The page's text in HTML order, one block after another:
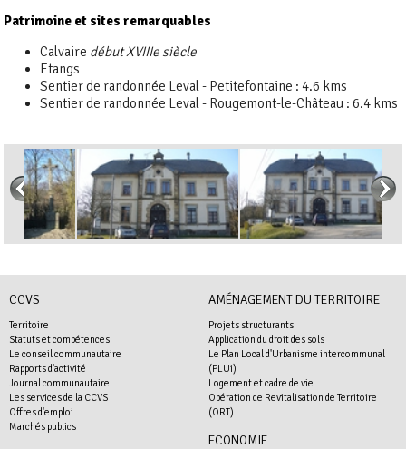
Patrimoine et sites remarquables
Calvaire début XVIIIe siècle
Etangs
Sentier de randonnée Leval - Petitefontaine : 4.6 kms
Sentier de randonnée Leval - Rougemont-le-Château : 6.4 kms
CCVS
Territoire
Statuts et compétences
Le conseil communautaire
Rapports d'activité
Journal communautaire
Les services de la CCVS
Offres d'emploi
Marchés publics
AMÉNAGEMENT DU TERRITOIRE
Projets structurants
Application du droit des sols
Le Plan Local d'Urbanisme intercommunal
(PLUi)
Logement et cadre de vie
Opération de Revitalisation de Territoire
(ORT)
ECONOMIE